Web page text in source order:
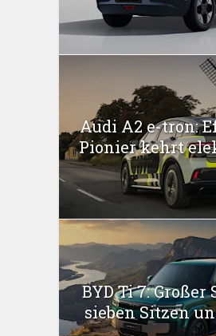
Audi A2 e-tron:
Pionier kehrt
BYD Ti 7: Großer
sieben Sitzen